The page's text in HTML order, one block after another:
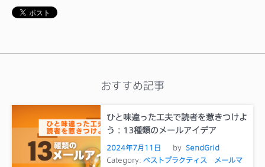
おすすめ記事
ひと味違った工夫で読者を惹きつけよ
う：13種類のメールアイデア
2024年7月11日 by SendGrid
Category: ベストプラクティス
メールマ